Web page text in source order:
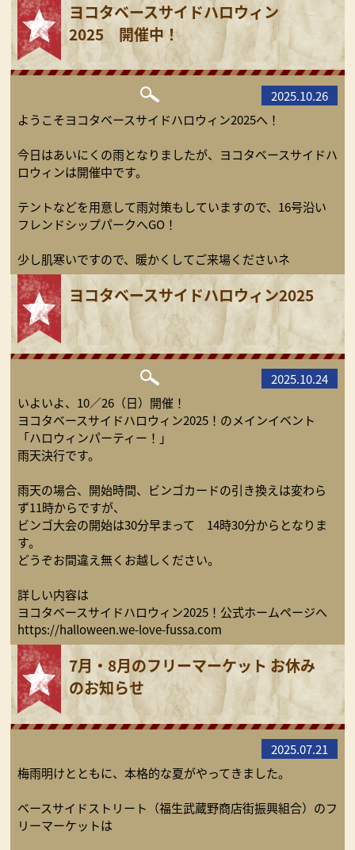
ヨコタベースサイドハロウィン
2025 開催中！
2025.10.26
ようこそヨコタベースサイドハロウィン2025へ！
今日はあいにくの雨となりましたが、ヨコタベースサイドハ
ロウィンは開催中です。
テントなどを用意して雨対策もしていますので、16号沿い
フレンドシップパークへGO！
少し肌寒いですので、暖かくしてご来場くださいネ
ヨコタベースサイドハロウィン2025
2025.10.24
いよいよ、10／26（日）開催！
ヨコタベースサイドハロウィン2025！のメインイベント
「ハロウィンパーティー！」
雨天決行です。
雨天の場合、開始時間、ビンゴカードの引き換えは変わら
ず11時からですが、
ビンゴ大会の開始は30分早まって 14時30分からとなりま
す。
どうぞお間違え無くお越しください。
詳しい内容は
ヨコタベースサイドハロウィン2025！公式ホームページへ
https://halloween.we-love-fussa.com
7月・8月のフリーマーケット お休み
のお知らせ
2025.07.21
梅雨明けとともに、本格的な夏がやってきました。
ベースサイドストリート（福生武蔵野商店街振興組合）のフ
リーマーケットは